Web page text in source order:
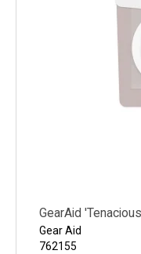
GearAid
Gear Aid
762155